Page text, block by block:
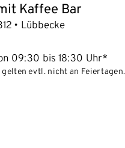
Kaffee Bar
Lübbecke
09:30 bis 18:30 Uhr*
evtl. nicht an Feiertagen.